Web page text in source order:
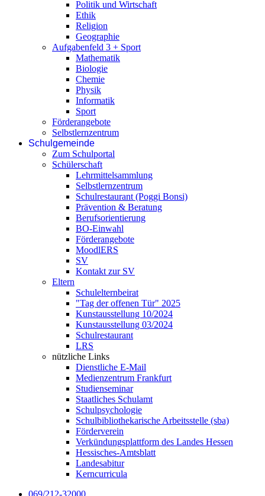
Politik und Wirtschaft
Ethik
Religion
Geographie
Aufgabenfeld 3 + Sport
Mathematik
Biologie
Chemie
Physik
Informatik
Sport
Förderangebote
Selbstlernzentrum
Schulgemeinde
Zum Schulportal
Schülerschaft
Lehrmittelsammlung
Selbstlernzentrum
Schulrestaurant (Poggi Bonsi)
Prävention & Beratung
Berufsorientierung
BO-Einwahl
Förderangebote
MoodlERS
SV
Kontakt zur SV
Eltern
Schulelternbeirat
"Tag der offenen Tür" 2025
Kunstausstellung 10/2024
Kunstausstellung 03/2024
Schulrestaurant
LRS
nützliche Links
Dienstliche E-Mail
Medienzentrum Frankfurt
Studienseminar
Staatliches Schulamt
Schulpsychologie
Schulbibliothekarische Arbeitsstelle (sba)
Förderverein
Verkündungsplattform des Landes Hessen
Hessisches-Amtsblatt
Landesabitur
Kerncurricula
069/212-32000